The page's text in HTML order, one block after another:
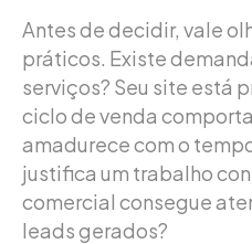
Antes de decidir, vale
práticos. Existe
serviços? Seu site está
ciclo de venda
amadurece com o
justifica um trabalho
comercial consegue
leads gerados?